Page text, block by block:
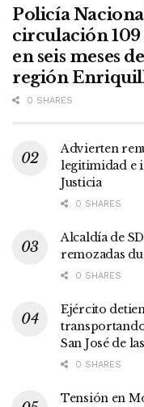
Policía
circulación
en seis meses
región
0 SHARES
Advierten
legitimidad e
Justicia
0 SHARES
Alcaldía de
remozadas
0 SHARES
Ejército
San José de
0 SHARES
Tensión en